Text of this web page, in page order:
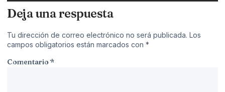
Deja una respuesta
Tu dirección de correo electrónico no será publicada. Los
campos obligatorios están marcados con *
Comentario*